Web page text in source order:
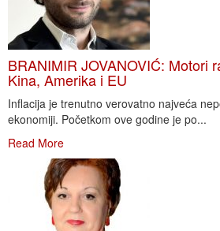
BRANIMIR JOVANOVIĆ: Motori
Kina, Amerika i EU
Inflacija je trenutno verovatno najveća
ekonomiji. Početkom ove godine je po...
Read More